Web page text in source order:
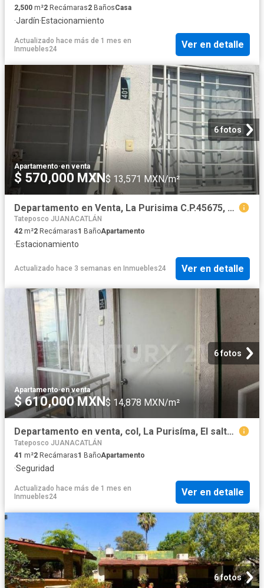
2,500 m²2 Recámaras2 BañosCasa
·Jardín·Estacionamiento
Actualizado hace más de 1 mes en
Inmuebles24
Ver en detalle
6 fotos
Apartamento·en venta
$ 570,000 MXN$ 13,571 MXN/m²
Departamento en Venta, La Purisima C.P.45675, Jalisco
Tateposco JUANACATLÁN
42 m²2 Recámaras1 BañoApartamento
·Estacionamiento
Actualizado hace 3 semanas en Inmuebles24 Ver en detalle
6 fotos
Apartamento·en venta
$ 610,000 MXN$ 14,878 MXN/m²
Departamento en venta, col, La Purisíma, El salto, Jal
Tateposco JUANACATLÁN
41 m²2 Recámaras1 BañoApartamento
·Seguridad
Actualizado hace más de 1 mes en
Inmuebles24
Ver en detalle
6 fotos